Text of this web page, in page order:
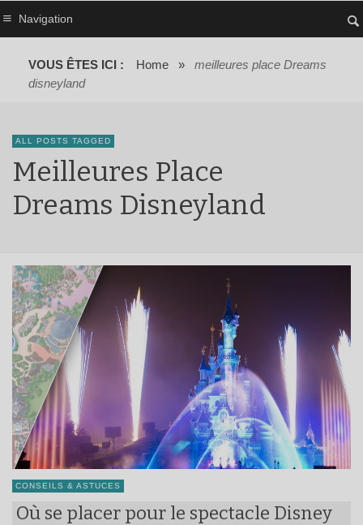
Navigation
VOUS ÊTES ICI : Home »
meilleures place Dreams
disneyland
ALL POSTS TAGGED
Meilleures Place
Dreams Disneyland
CONSEILS & ASTUCES
Où se placer pour le spectacle Disney